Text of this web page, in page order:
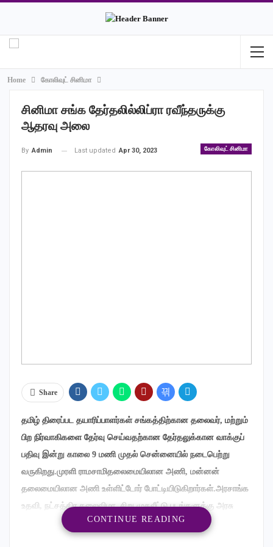
Home கோலிவுட் சினிமா
சினிமா சங்க தேர்தலில்லிப்ரா ரவீந்தருக்கு
ஆதரவு அலை
கோலிவுட் சினிமா
By Admin Last updated Apr 30, 2023
Share
தமிழ் திரைப்பட தயாரிப்பாளர்கள் சங்கத்திற்கான தலைவர், மற்றும்
பிற நிர்வாகிகளை தேர்வு செய்வதற்கான தேர்தலுக்கான வாக்குப்
பதிவு இன்று காலை 9 மணி முதல் சென்னையில் நடைபெற்று
வருகிறது.முரளி ராமசாமிதலைமையிலான அணி, மன்னன்
தலைமையிலான அணி உள்ளிட்டோர் போட்டியிடுகிறார்கள்.அரசாங்க
உதவி, நட்சத்திர கலைவிழா, சிறு முதலீட்டு படங்களுக்கு அரசு
மானியம், அரசு மூலம் வீட்டு வசதி சலுகைகள் என தேர்தல்
CONTINUE READING